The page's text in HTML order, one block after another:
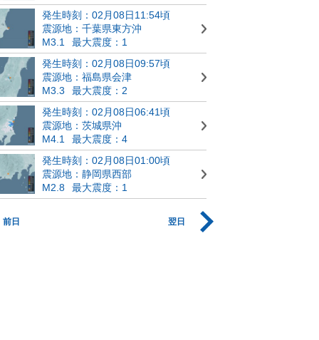
発生時刻：02月08日11:54頃
震源地：千葉県東方沖
M3.1
最大震度：1
発生時刻：02月08日09:57頃
震源地：福島県会津
M3.3
最大震度：2
発生時刻：02月08日06:41頃
震源地：茨城県沖
M4.1
最大震度：4
発生時刻：02月08日01:00頃
震源地：静岡県西部
M2.8
最大震度：1
前日 翌日